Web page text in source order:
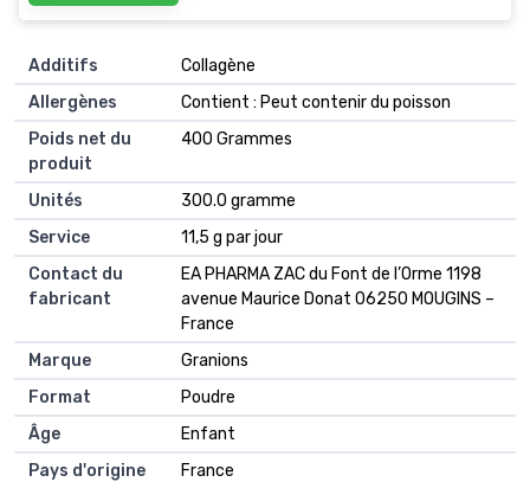
Additifs
‎Collagène
Allergènes
‎Contient : Peut contenir du poisson
Poids net du
produit
‎400 Grammes
Unités
‎300.0 gramme
Service
‎11,5 g par jour
Contact du
fabricant
‎EA PHARMA ZAC du Font de l’Orme 1198
avenue Maurice Donat 06250 MOUGINS –
France
Marque
‎Granions
Format
‎Poudre
Âge
‎Enfant
Pays d'origine
‎France